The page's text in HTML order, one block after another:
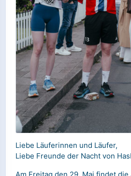
Liebe Läuferinnen und Läufer,
Liebe Freunde der Nacht von